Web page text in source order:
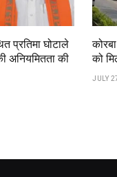
प्रतिमा घोटाले
अनियमितता की
को
JULY